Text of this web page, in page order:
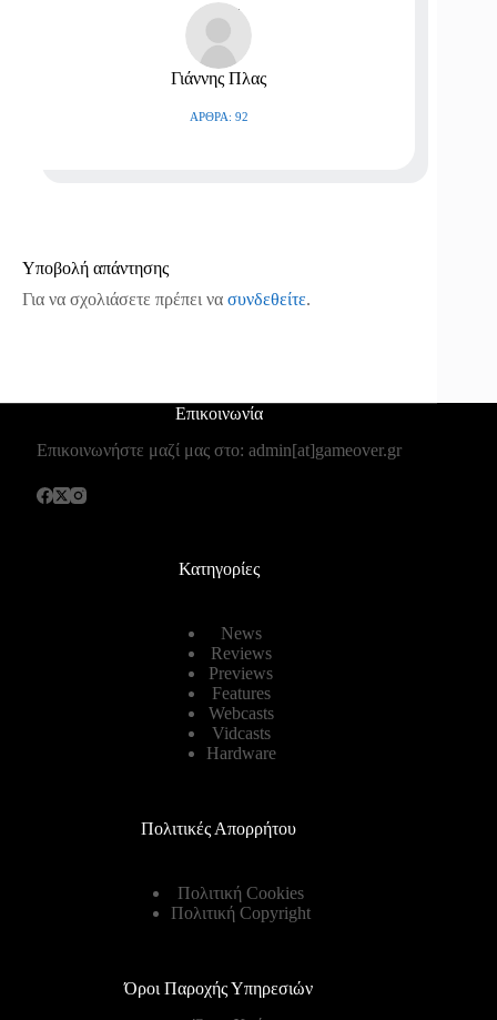
Γιάννης Πλας
ΆΡΘΡΑ: 92
Υποβολή απάντησης
Για να σχολιάσετε πρέπει να συνδεθείτε.
Επικοινωνία
Επικοινωνήστε μαζί μας στο: admin[at]gameover.gr
Κατηγορίες
News
Reviews
Previews
Features
Webcasts
Vidcasts
Hardware
Πολιτικές Απορρήτου
Πολιτική Cookies
Πολιτική Copyright
Όροι Παροχής Υπηρεσιών